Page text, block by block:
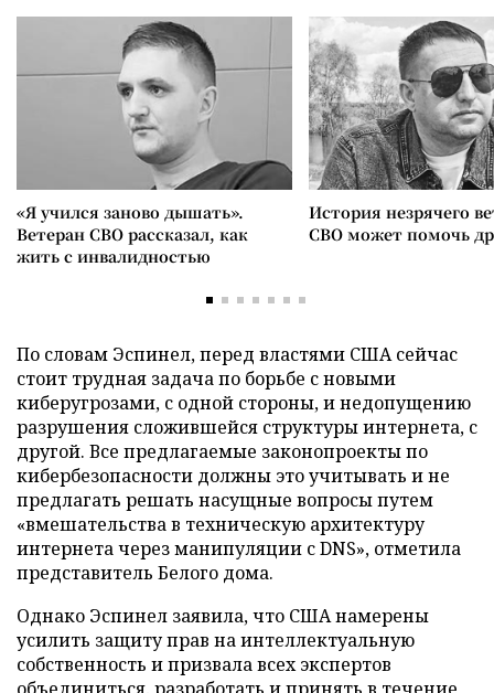
«Я учился заново дышать».
Ветеран СВО рассказал, как
жить с инвалидностью
История незрячего
СВО может помочь
По словам Эспинел, перед властями США сейчас
стоит трудная задача по борьбе с новыми
киберугрозами, с одной стороны, и недопущению
разрушения сложившейся структуры интернета, с
другой. Все предлагаемые законопроекты по
кибербезопасности должны это учитывать и не
предлагать решать насущные вопросы путем
«вмешательства в техническую архитектуру
интернета через манипуляции с DNS», отметила
представитель Белого дома.
Однако Эспинел заявила, что США намерены
усилить защиту прав на интеллектуальную
собственность и призвала всех экспертов